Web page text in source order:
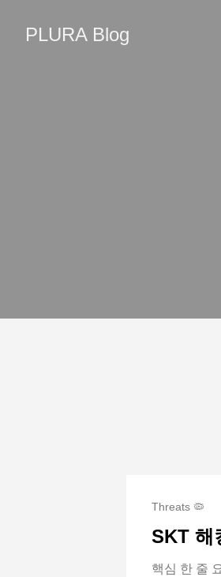
PLURA Blog
Threats 🦠
SKT 해
핵심 한 줄